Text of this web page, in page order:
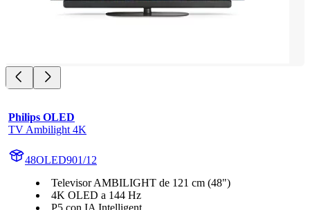
Philips OLED
TV Ambilight 4K
48OLED901/12
Televisor AMBILIGHT de 121 cm (48")
4K OLED a 144 Hz
P5 con IA Intelligent